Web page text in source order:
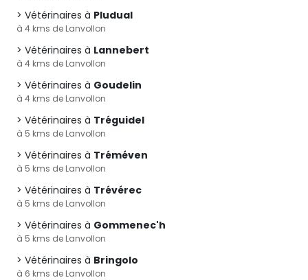
Vétérinaires à Pludual
à 4 kms de Lanvollon
Vétérinaires à Lannebert
à 4 kms de Lanvollon
Vétérinaires à Goudelin
à 4 kms de Lanvollon
Vétérinaires à Tréguidel
à 5 kms de Lanvollon
Vétérinaires à Tréméven
à 5 kms de Lanvollon
Vétérinaires à Trévérec
à 5 kms de Lanvollon
Vétérinaires à Gommenec'h
à 5 kms de Lanvollon
Vétérinaires à Bringolo
à 6 kms de Lanvollon